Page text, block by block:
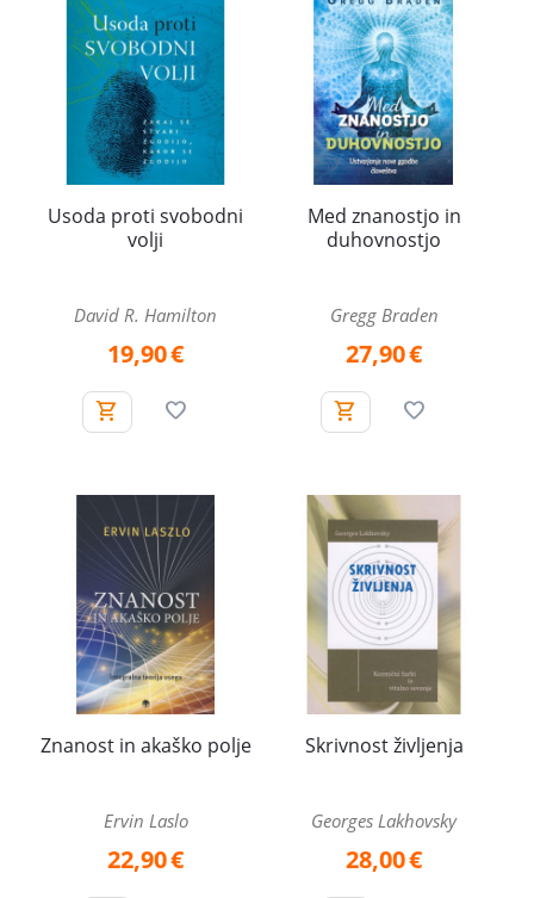
Usoda proti svobodni
volji
David R. Hamilton
19,90€
Med znanostjo in
duhovnostjo
Gregg Braden
27,90€
Znanost in akaško polje
Ervin Laslo
22,90€
Skrivnost življenja
Georges Lakhovsky
28,00€